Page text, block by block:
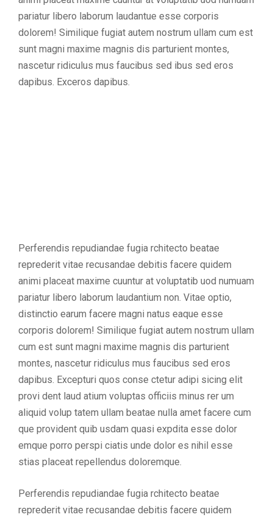
pariatur libero laborum laudantue esse corporis
dolorem! Similique fugiat autem nostrum ullam cum est
sunt magni maxime magnis dis parturient montes,
nascetur ridiculus mus faucibus sed ibus sed eros
dapibus. Exceros dapibus.
Perferendis repudiandae fugia rchitecto beatae
reprederit vitae recusandae debitis facere quidem
animi placeat maxime cuuntur at voluptatib uod numuam
pariatur libero laborum laudantium non. Vitae optio,
distinctio earum facere magni natus eaque esse
corporis dolorem! Similique fugiat autem nostrum ullam
cum est sunt magni maxime magnis dis parturient
montes, nascetur ridiculus mus faucibus sed eros
dapibus. Excepturi quos conse ctetur adipi sicing elit
provi dent laud atium voluptas officiis minus rer um
aliquid volup tatem ullam beatae nulla amet facere cum
que provident quib usdam quasi expdita esse dolor
emque porro perspi ciatis unde dolor es nihil esse
stias placeat repellendus doloremque.
Perferendis repudiandae fugia rchitecto beatae
reprederit vitae recusandae debitis facere quidem